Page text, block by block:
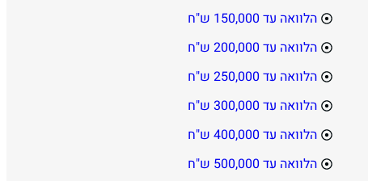
הלוואה עד 150,000 ש"ח
הלוואה עד 200,000 ש"ח
הלוואה עד 250,000 ש"ח
הלוואה עד 300,000 ש"ח
הלוואה עד 400,000 ש"ח
הלוואה עד 500,000 ש"ח